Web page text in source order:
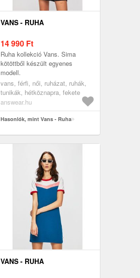
VANS - RUHA
14 990 Ft
Ruha kollekció Vans. Sima
kötöttből készült egyenes
modell.
vans, férfi, női, ruházat, ruhák,
tunikák, hétköznapra, fekete
answear.hu
Hasonlók, mint Vans - Ruha
VANS - RUHA